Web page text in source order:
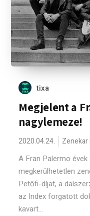
tixa
Megjelent a
nagylemeze!
2020.04.24.
A Fran Palermo
megkerülhetetlen
Petőfi-díjat, a
az Index forgatott
kavart...